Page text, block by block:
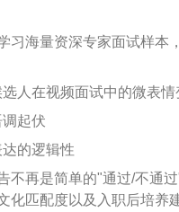
习海量资深专家面试样本
人在视频面试中的微表情
起伏
的逻辑性
不再是简单的"通过/不通
化匹配度以及入职后培养